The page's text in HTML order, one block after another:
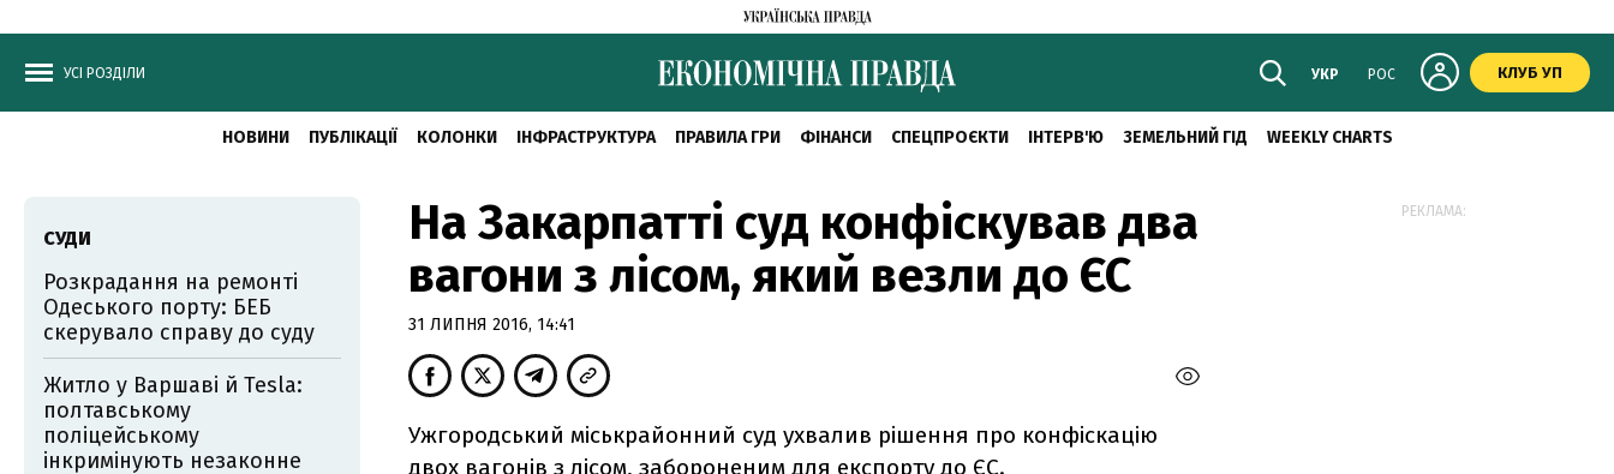
УСІ РОЗДІЛИ УКР РОС КЛУБ УП
НОВИНИ ПУБЛІКАЦІЇ КОЛОНКИ ІНФРАСТРУКТУРА ПРАВИЛА ГРИ ФІНАНСИ СПЕЦПРОЄКТИ ІНТЕРВ'Ю ЗЕМЕЛЬНИЙ ГІД WEEKLY CHARTS
На Закарпатті суд конфіскував два
вагони з лісом, який везли до ЄС
31 ЛИПНЯ 2016, 14:41
Ужгородський міськрайонний суд ухвалив рішення про конфіскацію
двох вагонів з лісом, забороненим для експорту до ЄС.
СУДИ
Розкрадання на ремонті
Одеського порту: БЕБ
скерувало справу до суду
Житло у Варшаві й Tesla:
полтавському
поліцейському
інкримінують незаконне
РЕКЛАМА: